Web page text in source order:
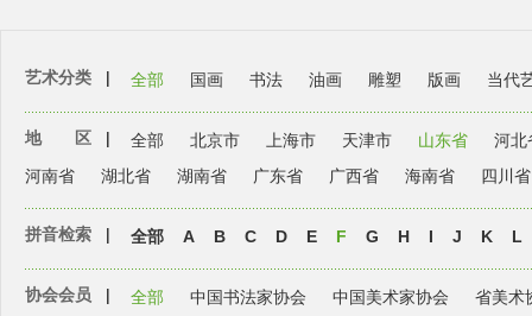
艺术分类 | 全部 国画 书法 油画 雕塑 版画 当代
地 区 | 全部 北京市 上海市 天津市 山东省
河北
河南省
湖北省 湖南省 广东省 广西省 海南省 四川省
拼音检索 | 全部 A B C D E F G H I J K L
协会会员 | 全部 中国书法家协会 中国美术家协会 省美术